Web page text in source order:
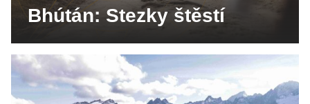
Bhútán: Stezky štěstí